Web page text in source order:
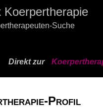
Koerpertherapie
Suche
Direkt zur
Profil